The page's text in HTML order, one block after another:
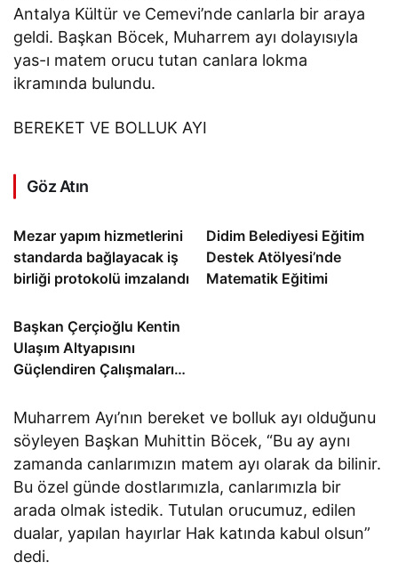
Antalya Kültür ve Cemevi’nde canlarla bir araya
geldi. Başkan Böcek, Muharrem ayı dolayısıyla
yas-ı matem orucu tutan canlara lokma
ikramında bulundu.
BEREKET VE BOLLUK AYI
Göz Atın
Mezar yapım hizmetlerini
standarda bağlayacak iş
birliği protokolü imzalandı
Didim Belediyesi Eğitim
Destek Atölyesi’nde
Matematik Eğitimi
Başkan Çerçioğlu Kentin
Ulaşım Altyapısını
Güçlendiren Çalışmalarına
Muharrem Ayı’nın bereket ve bolluk ayı olduğunu
söyleyen Başkan Muhittin Böcek, “Bu ay aynı
zamanda canlarımızın matem ayı olarak da bilinir.
Bu özel günde dostlarımızla, canlarımızla bir
arada olmak istedik. Tutulan orucumuz, edilen
dualar, yapılan hayırlar Hak katında kabul olsun”
dedi.